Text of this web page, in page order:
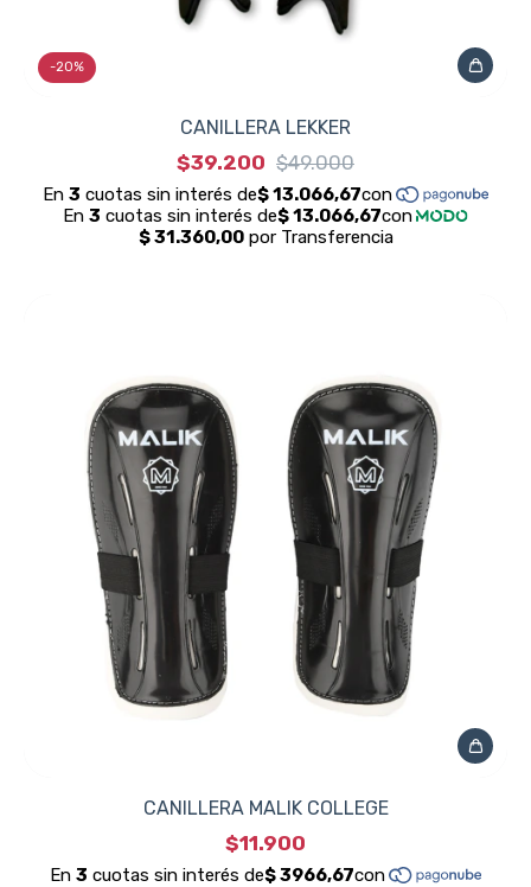
-20%
CANILLERA LEKKER
$39.200 $49.000
CANILLERA MALIK COLLEGE
$11.900